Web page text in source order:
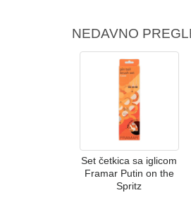
NEDAVNO
Set četkica sa iglicom
Framar Putin on the
Spritz